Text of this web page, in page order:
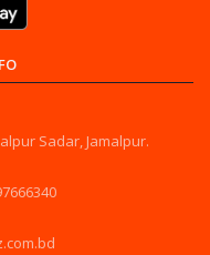
Sadar, Jamalpur.